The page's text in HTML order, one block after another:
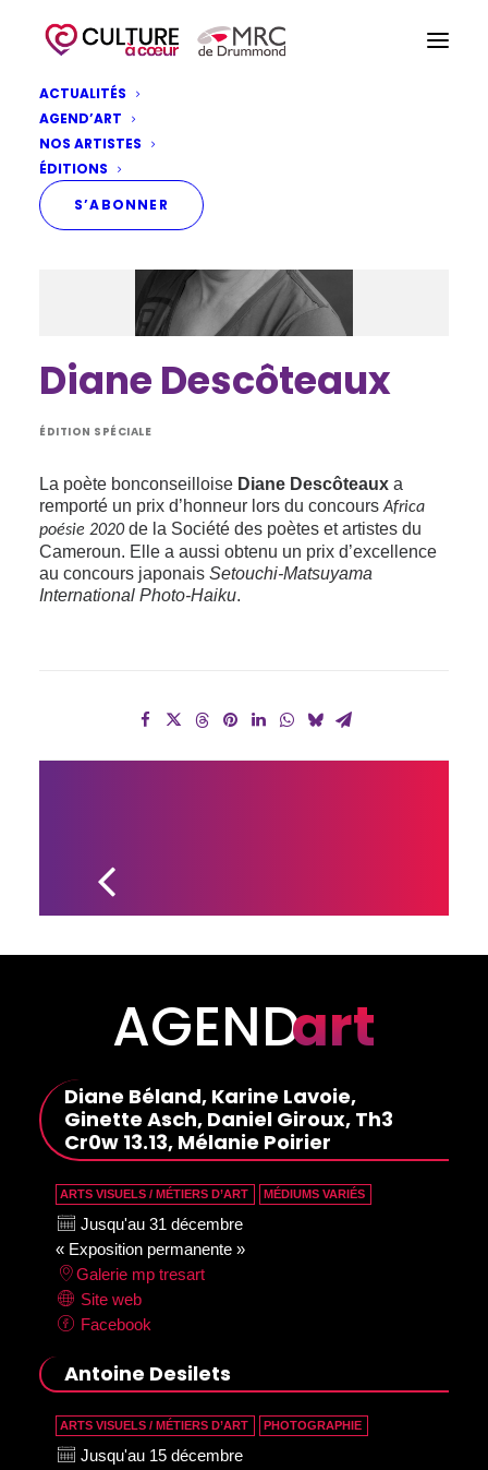
ACTUALITÉS
AGEND’ART
NOS ARTISTES
ÉDITIONS
S’ABONNER
Diane Descôteaux
ÉDITION SPÉCIALE
La poète bonconseilloise Diane Descôteaux a
remporté un prix d’honneur lors du concours Africa
poésie 2020de la Société des poètes et artistes du
Cameroun. Elle a aussi obtenu un prix d’excellence
au concours japonais Setouchi-Matsuyama
International Photo-Haiku.
AGENDart
Diane Béland, Karine Lavoie,
Ginette Asch, Daniel Giroux, Th3
Cr0w 13.13, Mélanie Poirier
ARTS VISUELS / MÉTIERS D’ART MÉDIUMS VARIÉS
Jusqu'au 31 décembre
« Exposition permanente »
Galerie mp tresart
Site web
Facebook
Antoine Desilets
ARTS VISUELS / MÉTIERS D’ART PHOTOGRAPHIE
Jusqu'au 15 décembre